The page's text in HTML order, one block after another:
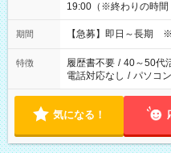
19:00（※終わりの時間
期間 【急募】即日～長期
特徴 履歴書不要 / 40～50代
電話対応なし / パソコ
気になる！